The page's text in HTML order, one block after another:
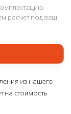
расчет под ваш
из нашего
на стоимость